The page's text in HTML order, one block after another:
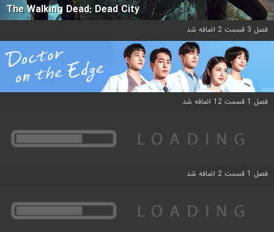
The Walking Dead: Dead City
فصل 3 قسمت 2 اضافه شد
فصل 1 قسمت 12 اضافه شد
فصل 1 قسمت 2 اضافه شد